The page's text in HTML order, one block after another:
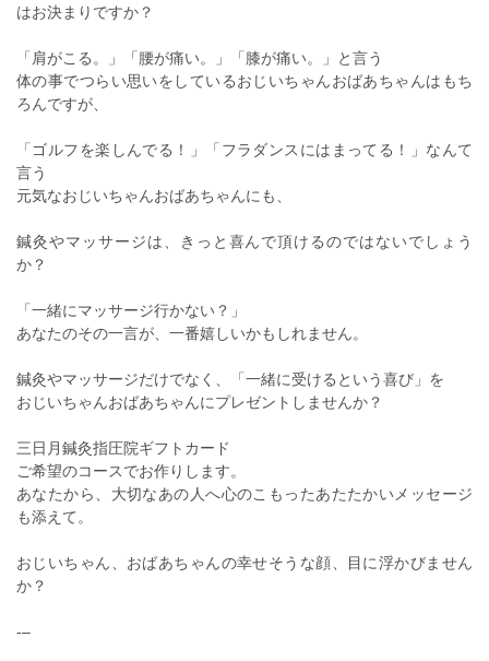
はお決まりですか？
「肩がこる。」「腰が痛い。」「膝が痛い。」と言う
体の事でつらい思いをしているおじいちゃんおばあちゃんはもち
ろんですが、
「ゴルフを楽しんでる！」「フラダンスにはまってる！」なんて
言う
元気なおじいちゃんおばあちゃんにも、
鍼灸やマッサージは、きっと喜んで頂けるのではないでしょう
か？
「一緒にマッサージ行かない？」
あなたのその一言が、一番嬉しいかもしれません。
鍼灸やマッサージだけでなく、「一緒に受けるという喜び」を
おじいちゃんおばあちゃんにプレゼントしませんか？
三日月鍼灸指圧院ギフトカード
ご希望のコースでお作りします。
あなたから、大切なあの人へ心のこもったあたたかいメッセージ
も添えて。
おじいちゃん、おばあちゃんの幸せそうな顔、目に浮かびません
か？
‐–